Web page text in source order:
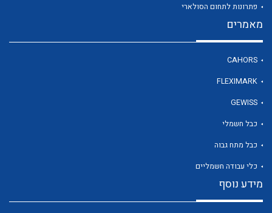
לכל מוצרי היצרן
לכל מוצרי היצרן
פתרונות לתחום הסולארי
מאמרים
CAHORS
FLEXIMARK
GEWISS
כבל חשמלי
כבל מתח גבוה
כלי עבודה חשמליים
מידע נוסף